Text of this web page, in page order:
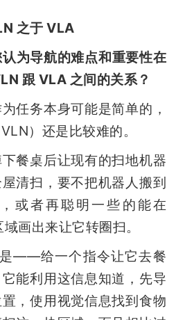
之于 VLA
为导航的难点和重要性在
跟 VLA 之间的关系？
任务本身可能是简单的，
）还是比较难的。
餐桌后让现有的扫地机器
清扫，要不把机器人搬到
或者再聪明一些的能在
画出来让它转圈扫。
——给一个指令让它去餐
能利用这信息知道，先导
，使用视觉信息找到食物